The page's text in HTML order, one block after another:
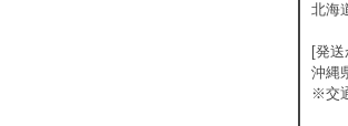
北海
[発
沖縄
※交